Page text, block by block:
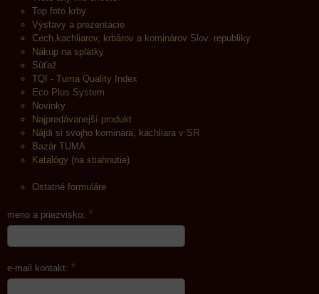
Top foto krby
Výstavy a prezentácie
Cech kachliarov, krbárov a kominárov Slov. republiky
Nákup na splátky
Súťaž
TQI - Tuma Quality Index
Eco Plus System
Novinky
Najpredávanejší produkt
Nájdi si svojho kominára, kachliara v SR
Bazár TUMA
Katalógy (na stiahnutie)
Ostatné formuláre
meno a priezvisko: *
e-mail kontakt: *